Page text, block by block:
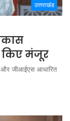
उत्तराखंड
किए मंजूर
और जीआईएस आधारित